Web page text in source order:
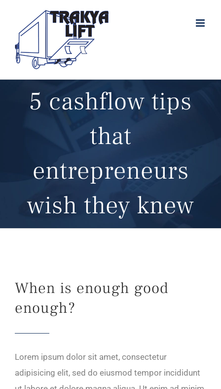
content
5 cashflow tips
that
entrepreneurs
wish they knew
When is enough good
enough?
Lorem ipsum dolor sit amet, consectetur
adipisicing elit, sed do eiusmod tempor incididunt